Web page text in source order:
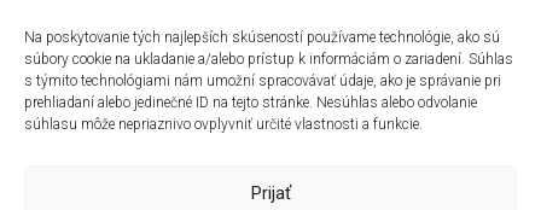
Na poskytovanie tých najlepších skúseností používame technológie, ako sú
súbory cookie na ukladanie a/alebo prístup k informáciám o zariadení. Súhlas
s týmito technológiami nám umožní spracovávať údaje, ako je správanie pri
prehliadaní alebo jedinečné ID na tejto stránke. Nesúhlas alebo odvolanie
súhlasu môže nepriaznivo ovplyvniť určité vlastnosti a funkcie.
Prijať
Verejné obstarávanie
Zásady ochrany osobných údajov
Zásady používania súborov cookie (EÚ)